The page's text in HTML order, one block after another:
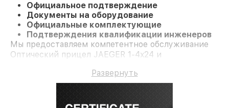
Официальное подтверждение
Документы на оборудование
Официальные комплектующие
Подтверждения квалификации инженеров
Мы предоставляем компетентное обслуживание
Оптический прицел JAEGER 1-4x24 и
Развернуть